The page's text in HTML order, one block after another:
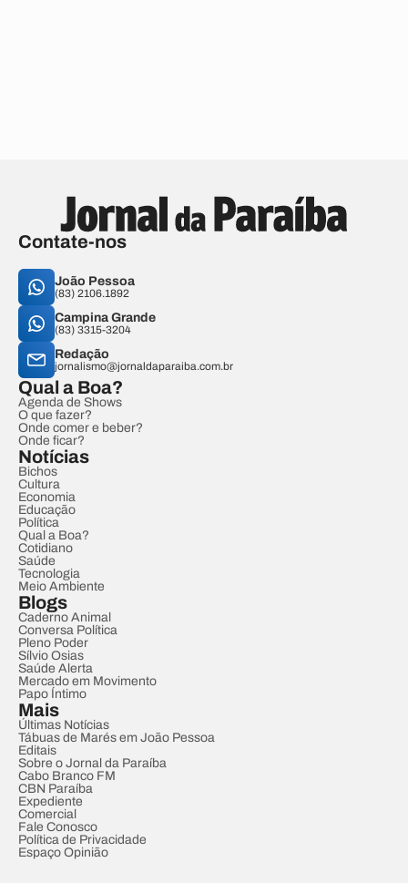
Contate-nos
João Pessoa
(83) 2106.1892
Campina Grande
(83) 3315-3204
Redação
jornalismo@jornaldaparaiba.com.br
Qual a Boa?
Agenda de Shows
O que fazer?
Onde comer e beber?
Onde ficar?
Notícias
Bichos
Cultura
Economia
Educação
Política
Qual a Boa?
Cotidiano
Saúde
Tecnologia
Meio Ambiente
Blogs
Caderno Animal
Conversa Política
Pleno Poder
Sílvio Osias
Saúde Alerta
Mercado em Movimento
Papo Íntimo
Mais
Últimas Notícias
Tábuas de Marés em João Pessoa
Editais
Sobre o Jornal da Paraíba
Cabo Branco FM
CBN Paraíba
Expediente
Comercial
Fale Conosco
Política de Privacidade
Espaço Opinião